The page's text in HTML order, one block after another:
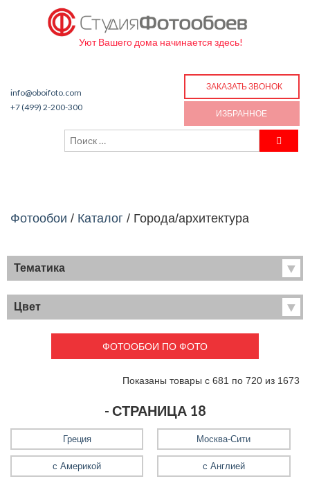
Уют Вашего дома начинается здесь!
info@oboifoto.com
+7 (499) 2-200-300
ЗАКАЗАТЬ ЗВОНОК
ИЗБРАННОЕ
Фотообои / Каталог / Города/архитектура
Тематика
Хиты продаж
Фрески
Детские
Карты
Перспектива
Города
Живопись
Животный мир
Небо и космос
Еда и напитки
Архитектура
Транспорт
Цвет
ФОТООБОИ ПО ФОТО
Показаны товары с 681 по 720 из 1673
- СТРАНИЦА 18
Греция Москва-Сити
с Америкой с Англией